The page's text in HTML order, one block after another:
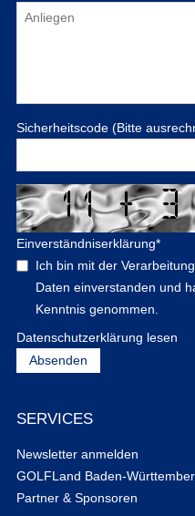
Sicherheitscode (Bitte
Einverständniserklärung*
Ich bin mit der
Daten einverstanden und
Kenntnis genommen.
Datenschutzerklärung lesen
SERVICES
Newsletter anmelden
GOLFLand Baden-
Partner & Sponsoren